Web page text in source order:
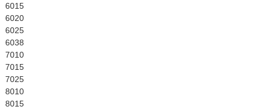
6015
6020
6025
6038
7010
7015
7025
8010
8015